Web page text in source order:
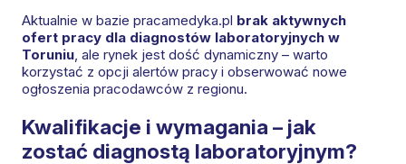
Aktualnie w bazie pracamedyka.pl brak aktywnych
ofert pracy dla diagnostów laboratoryjnych w
Toruniu, ale rynek jest dość dynamiczny – warto
korzystać z opcji alertów pracy i obserwować nowe
ogłoszenia pracodawców z regionu.
Kwalifikacje i wymagania – jak
zostać diagnostą laboratoryjnym?